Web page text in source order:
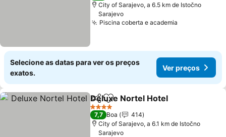
City of Sarajevo, a 6.5 km de Istočno
Sarajevo
Piscina coberta e academia
Selecione as datas para ver os preços
exatos.
Ver preços
PartilharAdicionar aos favoritos
Deluxe Nortel Hotel
4 Estrelas
7,7 Boa
414
City of Sarajevo, a 6.1 km de Istočno
Sarajevo